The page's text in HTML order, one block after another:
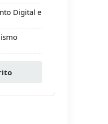
Digital e